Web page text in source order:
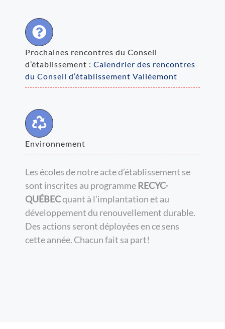
Prochaines rencontres du Conseil
d’établissement : Calendrier des rencontres
du Conseil d’établissement Valléemont
Environnement
Les écoles de notre acte d’établissement se
sont inscrites au programmeRECYC-
QUÉBECquant à l’implantation et au
développement du renouvellement durable.
Des actions seront déployées en ce sens
cette année. Chacun fait sa part!